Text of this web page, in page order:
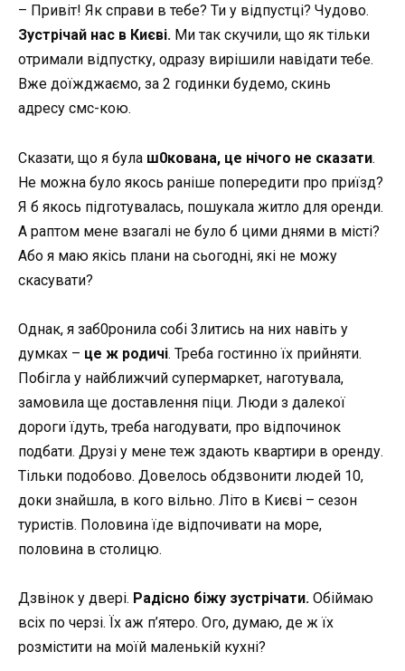
– Привіт! Як справи в тебе? Ти у відпустці? Чудово.
Зустрічай нас в Києві. Ми так скучили, що як тільки
отримали відпустку, одразу вирішили навідати тебе.
Вже доїжджаємо, за 2 годинки будемо, скинь
адресу смс-кою.
Сказати, що я була ш0кована, це нічого не сказати.
Не можна було якось раніше попередити про приїзд?
Я б якось підготувалась, пошукала житло для оренди.
А раптом мене взагалі не було б цими днями в місті?
Або я маю якісь плани на сьогодні, які не можу
скасувати?
Однак, я заб0ронила собі 3литись на них навіть у
думках – це ж родичі. Треба гостинно їх прийняти.
Побігла у найближчий супермаркет, наготувала,
замовила ще доставлення піци. Люди з далекої
дороги їдуть, треба нагодувати, про відпочинок
подбати. Друзі у мене теж здають квартири в оренду.
Тільки подобово. Довелось обдзвонити людей 10,
доки знайшла, в кого вільно. Літо в Києві – сезон
туристів. Половина їде відпочивати на море,
половина в столицю.
Дзвінок у двері. Радісно біжу зустрічати. Обіймаю
всіх по черзі. Їх аж п’ятеро. Ого, думаю, де ж їх
розмістити на моїй маленькій кухні?